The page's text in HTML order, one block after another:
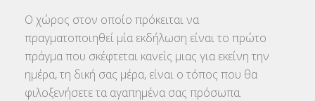
Ο χώρος στον οποίο πρόκειται να
πραγματοποιηθεί μία εκδήλωση είναι το πρώτο
πράγμα που σκέφτεται κανείς μιας για εκείνη την
ημέρα, τη δική σας μέρα, είναι ο τόπος που θα
φιλοξενήσετε τα αγαπημένα σας πρόσωπα.